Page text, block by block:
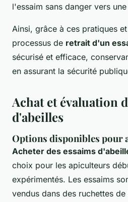
l'essaim sans danger vers
Ainsi, grâce à ces pratiques
processus de retrait d'un
sécurisé et efficace,
en assurant la sécurité
Achat et évaluation
d'abeilles
Options disponibles pour
Acheter des essaims
choix pour les apiculteurs
expérimentés. Les essaims
vendus dans des ruchettes de